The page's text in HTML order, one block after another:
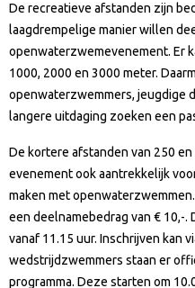
De recreatieve afstanden zijn
laagdrempelige manier willen
openwaterzwemevenement. Er
1000, 2000 en 3000 meter.
openwaterzwemmers, jeugdige
langere uitdaging zoeken een
De kortere afstanden van 250
evenement ook aantrekkelijk
maken met
een deelnamebedrag van € 10,-
vanaf 11.15 uur. Inschrijven kan
wedstrijdzwemmers staan er
programma. Deze starten om